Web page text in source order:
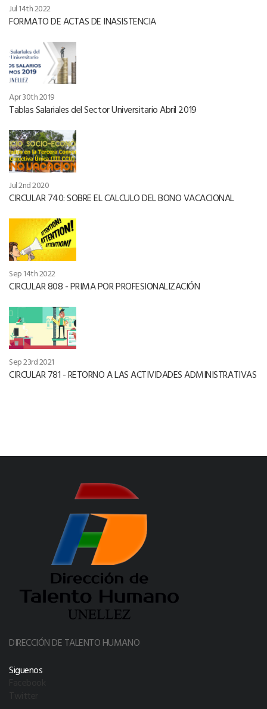
Jul 14th 2022
FORMATO DE ACTAS DE INASISTENCIA
Apr 30th 2019
Tablas Salariales del Sector Universitario Abril 2019
Jul 2nd 2020
CIRCULAR 740: SOBRE EL CALCULO DEL BONO VACACIONAL
Sep 14th 2022
CIRCULAR 808 - PRIMA POR PROFESIONALIZACIÓN
Sep 23rd 2021
CIRCULAR 781 - RETORNO A LAS ACTIVIDADES ADMINISTRATIVAS
DIRECCIÓN DE TALENTO HUMANO
Siguenos